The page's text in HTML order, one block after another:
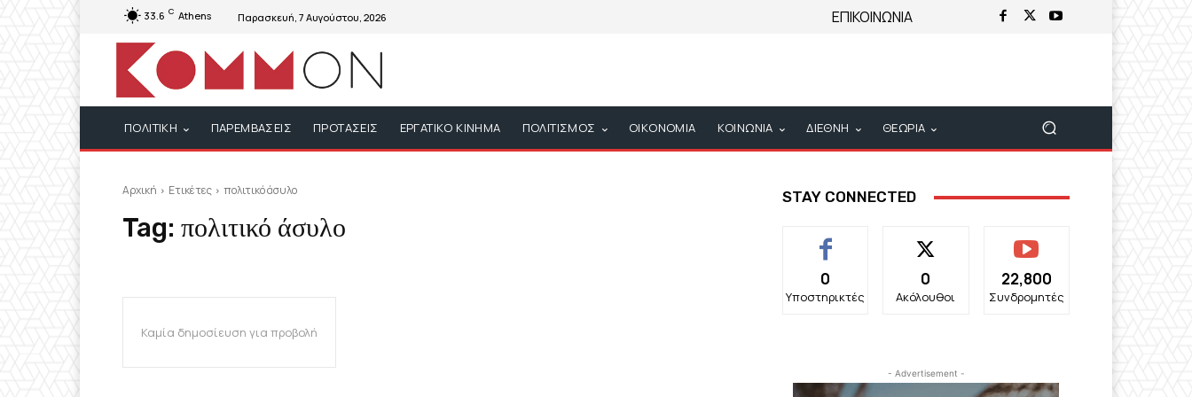
33.6 C Athens Παρασκευή, 7 Αυγούστου, 2026 ΕΠΙΚΟΙΝΩΝΙΑ
ΠΟΛΙΤΙΚΗ ΠΑΡΕΜΒΑΣΕΙΣ ΠΡΟΤΑΣΕΙΣ ΕΡΓΑΤΙΚΟ ΚΙΝΗΜΑ ΠΟΛΙΤΙΣΜΟΣ ΟΙΚΟΝΟΜΙΑ ΚΟΙΝΩΝΙΑ ΔΙΕΘΝΗ ΘΕΩΡΙΑ
Αρχική Ετικέτες πολιτικό άσυλο
Tag: πολιτικό άσυλο
Καμία δημοσίευση για προβολή
STAY CONNECTED
0
Υποστηρικτές
0
Ακόλουθοι
22,800
Συνδρομητές
- Advertisement -